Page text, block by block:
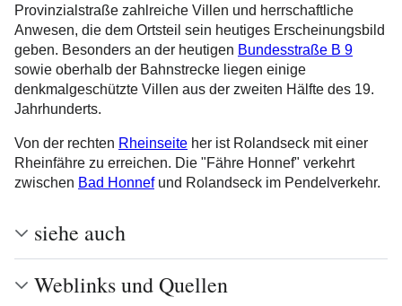
Provinzialstraße zahlreiche Villen und herrschaftliche
Anwesen, die dem Ortsteil sein heutiges Erscheinungsbild
geben. Besonders an der heutigen Bundesstraße B 9
sowie oberhalb der Bahnstrecke liegen einige
denkmalgeschützte Villen aus der zweiten Hälfte des 19.
Jahrhunderts.
Von der rechten Rheinseite her ist Rolandseck mit einer
Rheinfähre zu erreichen. Die "Fähre Honnef" verkehrt
zwischen Bad Honnefund Rolandseck im Pendelverkehr.
siehe auch
Weblinks und Quellen